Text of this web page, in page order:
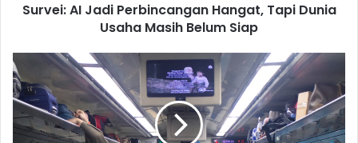
Belum
Survei: AI Jadi Perbincangan Hangat, Tapi Dunia
Usaha Masih Belum Siap
KAI
Mulai
Buka
Pemesanan
Tiket